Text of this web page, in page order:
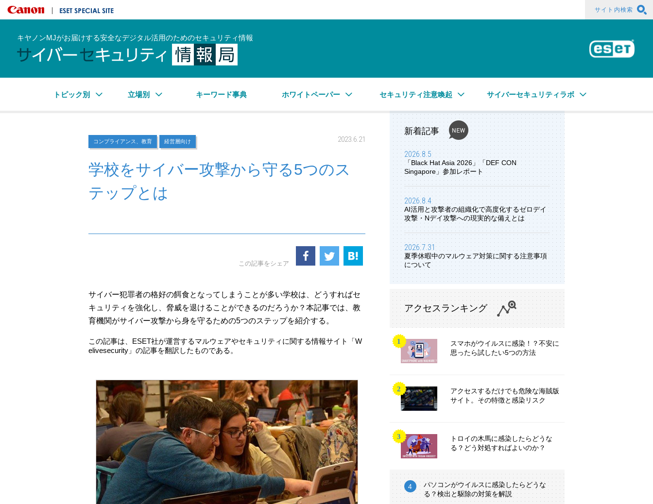
キヤノンマーケティングジャパン株式会社 サイト内検索
キヤノンMJがお届けする安全なデジタル活用のためのセキュリティ情報
トピック別 立場別 キーワード事典 ホワイトペーパー セキュリティ注意喚起 サイバーセキュリティラボ
コンプライアンス、教育 経営層向け 2023.6.21
学校をサイバー攻撃から守る5つのス
テップとは
この記事をシェア
サイバー犯罪者の格好の餌食となってしまうことが多い学校は、どうすればセ
キュリティを強化し、脅威を退けることができるのだろうか？本記事では、教
育機関がサイバー攻撃から身を守るための5つのステップを紹介する。
この記事は、ESET社が運営するマルウェアやセキュリティに関する情報サイト「W
elivesecurity」の記事を翻訳したものである。
新着記事
2026.8.5
「Black Hat Asia 2026」「DEF CON
Singapore」参加レポート
2026.8.4
AI活用と攻撃者の組織化で高度化するゼロデイ
攻撃・Nデイ攻撃への現実的な備えとは
2026.7.31
夏季休暇中のマルウェア対策に関する注意事項
について
アクセスランキング
スマホがウイルスに感染！？不安に
思ったら試したい5つの方法
アクセスするだけでも危険な海賊版
サイト。その特徴と感染リスク
トロイの木馬に感染したらどうな
る？どう対処すればよいのか？
パソコンがウイルスに感染したらどうな
る？検出と駆除の対策を解説